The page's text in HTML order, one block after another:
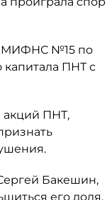
МИФНС №15 по
ПНТ с
акций ПНТ,
Бакешин,
его доля,